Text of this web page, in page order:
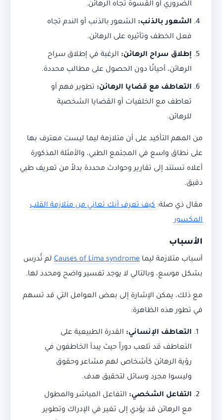
الضروري أو القسوة تجاه الرهائن.
الشعور بالذنب: الشعور بالذنب أو الندم تجاه
فعل الخطف وتأثيره على الرهائن.
إطلاق سراح الرهائن: الرغبة في إطلاق سراح
الرهائن، أحيانًا دون الحصول على مطالب محددة.
التعاطف مع قضايا الرهائن: تطوير فهم أو
تعاطف مع الخلفيات أو القضايا الشخصية
للرهائن.
من المهم التأكيد على أن متلازمة ليما ليست معترف بها
على نطاق واسع في المجتمع الطبي، والأمثلة المذكورة
أعلاه تستند إلى تقارير وحوادث محددة بدلاً من تعريف طبي
دقيق.
مقال ذي صلة: كيف تعرف أنك تعاني من متلازمة القلب
المكسور
الأسباب
أسباب متلازمة ليما Causes of Lima syndrome لم تُدرس
بشكل موسع، وبالتالي لا يوجد تفسير واضح ومحدد لها.
مع ذلك، يمكن الإشارة إلى بعض العوامل التي قد تسهم
في تطور هذه الظاهرة:
التعاطف الإنساني: القدرة الطبيعية على
التعاطف قد تلعب دوراً حيث يبدأ الخاطفون في
رؤية الرهائن كأشخاص لهم مشاعر وحقوق
وليسوا مجرد وسائل لتحقيق هدف.
التفاعل الشخصي: التفاعل المباشر والمطول
مع الرهائن قد يؤدي إلى تغير في الإدراك وتطوير